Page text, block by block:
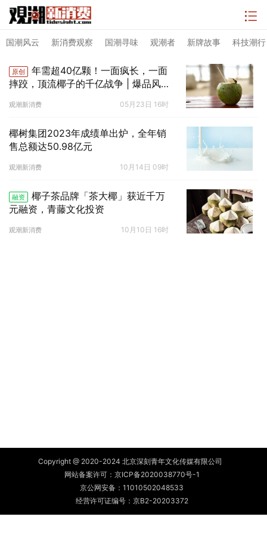
国潮风云 新消费观察 国潮寻味 观潮者 新牌故事 科技潮行
原创
年需超40亿颗！一面疯长，一面
摔跤，顶流椰子的千亿战争 | 爆品风向
观潮新消费 05月23日 16时
椰树集团2023年成绩单出炉，全年销
售总额达50.98亿元
观潮新消费 10月14日 09时
融资
椰子茶品牌「茶大椰」获近千万
元融资，青藤文化投资
观潮新消费 10月10日 16时
Copyright @ 2020-2024 北京深刻青年文化传媒有限公司
网站备案许可： 京ICP备2020038770号-1
京公网安备： 11010502048533
经营许可证编号：京B2-20203372